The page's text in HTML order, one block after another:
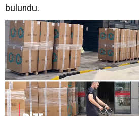
bulundu.